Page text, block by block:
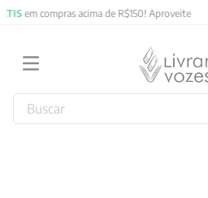
FRETE GRATISem compras
Buscar